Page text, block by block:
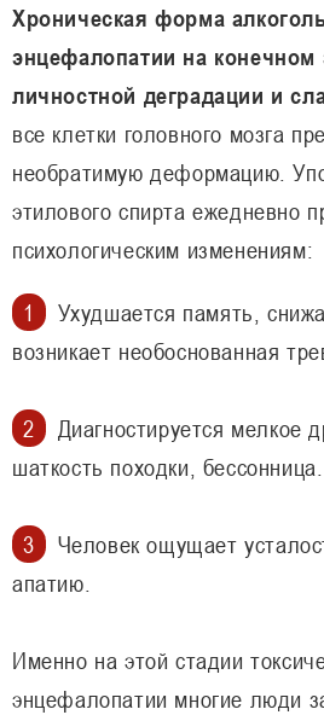
Хроническая форма
энцефалопатии на конечном
личностной деградации и
все клетки головного мозга
необратимую деформацию.
этилового спирта ежедневно
психологическим изменениям:
Ухудшается память,
возникает необоснованная
Диагностируется мелкое
шаткость походки, бессонница.
Человек ощущает
апатию.
Именно на этой стадии
энцефалопатии многие люди